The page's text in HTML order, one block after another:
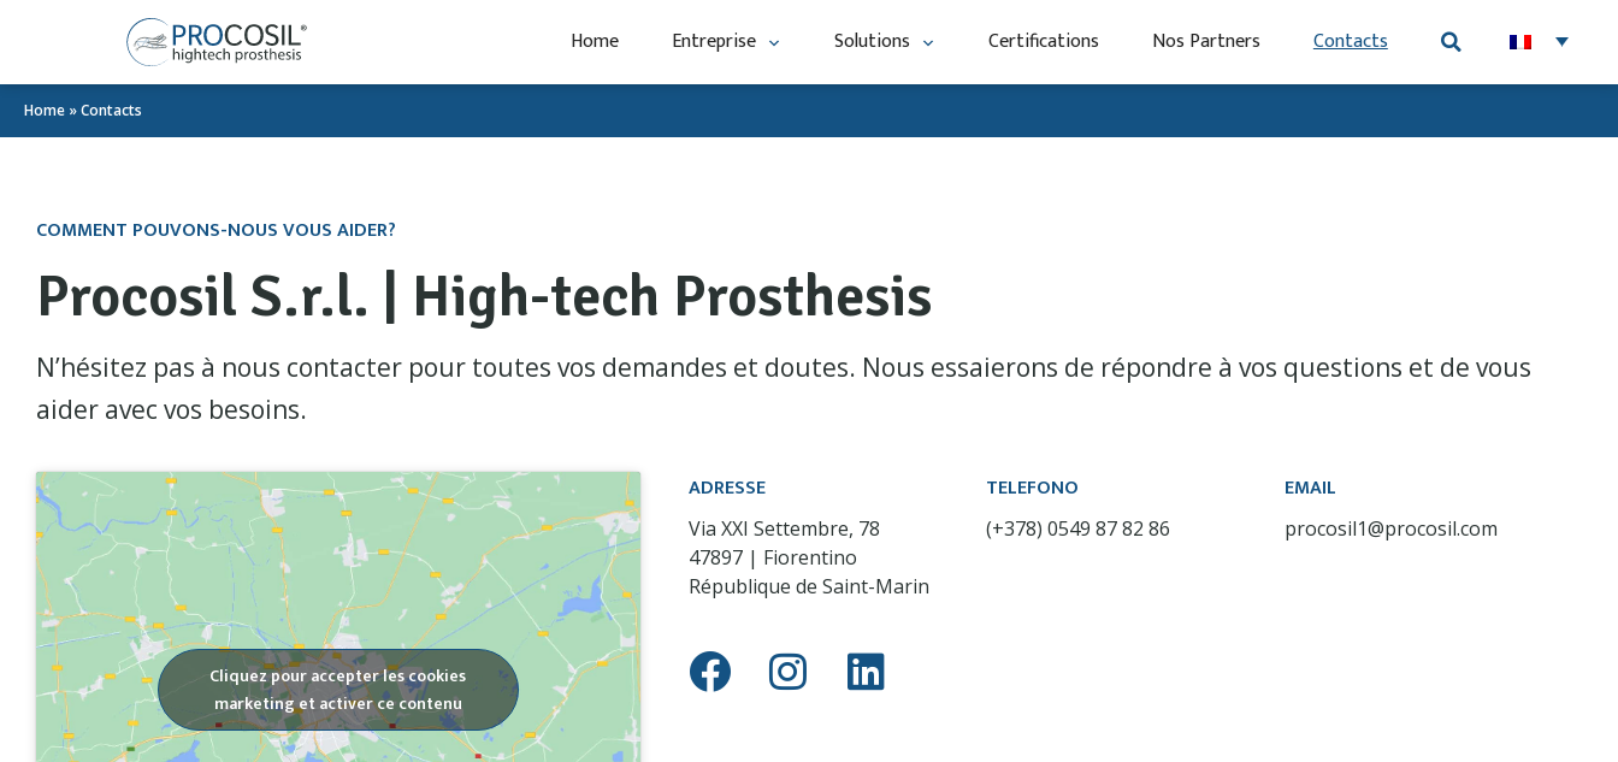
Home Entreprise Solutions Certifications Nos Partners Contacts
Home »Contacts
COMMENT POUVONS-NOUS VOUS AIDER?
Procosil S.r.l. | High-tech Prosthesis
N’hésitez pas à nous contacter pour toutes vos demandes et doutes. Nous essaierons de répondre à vos questions et de vous
aider avec vos besoins.
Cliquez pour accepter les cookies
marketing et activer ce contenu
ADRESSE
Via XXI Settembre, 78
47897 | Fiorentino
République de Saint-Marin
TELEFONO
(+378) 0549 87 82 86
EMAIL
procosil1@procosil.com